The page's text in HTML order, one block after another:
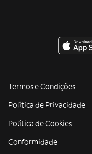
Termos e Condições
Política de Privacidade
Política de Cookies
Conformidade